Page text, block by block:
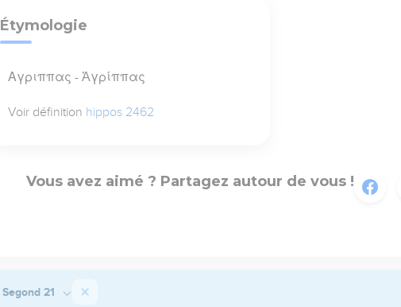
Étymologie
Αγριππας - Ἀγρίππας
Voir définition hippos 2462
Vous avez aimé ? Partagez autour de vous !
Segond 21